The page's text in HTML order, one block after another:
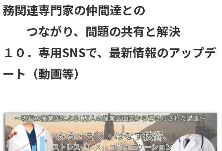
務関連専門家の仲間達との
つながり、問題の共有と解決
１０．専用SNSで、最新情報のアップデ
ート（動画等）